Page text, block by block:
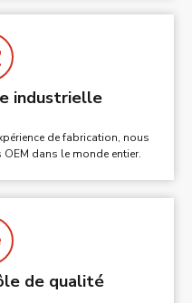
industrielle
de fabrication, nous
dans le monde entier.
de qualité